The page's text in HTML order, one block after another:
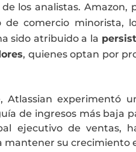
de los analistas.
de comercio minorista,
sido atribuido a la
, quienes optan por
Atlassian experimentó
de ingresos más baja
ejecutivo de ventas,
mantener su crecimiento